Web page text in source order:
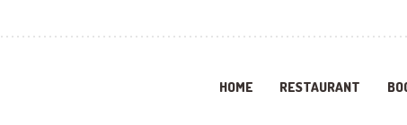
HOME RESTAURANT